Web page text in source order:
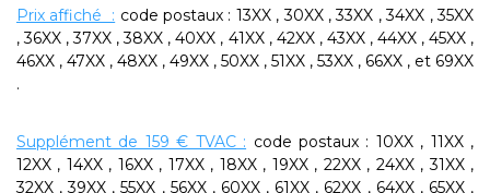
Prix affiché : code postaux : 13XX , 30XX , 33XX , 34XX , 35XX
, 36XX , 37XX , 38XX , 40XX , 41XX , 42XX , 43XX , 44XX , 45XX ,
46XX , 47XX , 48XX , 49XX , 50XX , 51XX , 53XX , 66XX , et 69XX
.
Supplément de 159 € TVAC : code postaux : 10XX , 11XX ,
12XX , 14XX , 16XX , 17XX , 18XX , 19XX , 22XX , 24XX , 31XX ,
32XX , 39XX , 55XX , 56XX , 60XX , 61XX , 62XX , 64XX , 65XX ,